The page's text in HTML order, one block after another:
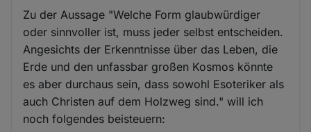
Zu der Aussage "Welche Form glaubwürdiger
oder sinnvoller ist, muss jeder selbst entscheiden.
Angesichts der Erkenntnisse über das Leben, die
Erde und den unfassbar großen Kosmos könnte
es aber durchaus sein, dass sowohl Esoteriker als
auch Christen auf dem Holzweg sind." will ich
noch folgendes beisteuern: